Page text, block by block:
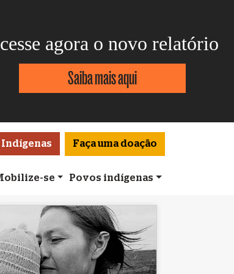
agora o novo relatório
Saiba mais aqui
Indígenas Faça uma doação
se Povos indígenas